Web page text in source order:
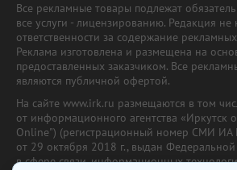
Все рекламные товары подлежат
все услуги - лицензированию. Редакция не
ответственности за содержание
Реклама изготовлена и размещена на
предоставленных заказчиком. Все
являются публичной офертой.
На сайте www.irk.ru размещаются в том
от информационного агентства «Иркутск
Online") (регистрационный номер СМИ
от 29 октября 2018 г., выдан
в сфере связи, информационных